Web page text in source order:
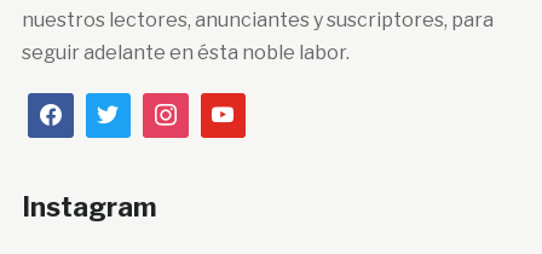
nuestros lectores, anunciantes y suscriptores, para
seguir adelante en ésta noble labor.
Instagram